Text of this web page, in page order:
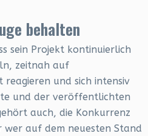
behalten
sein Projekt kontinuierlich
zeitnah auf
und sich intensiv
und der veröffentlichten
auch, die Konkurrenz
wer auf dem neuesten Stand